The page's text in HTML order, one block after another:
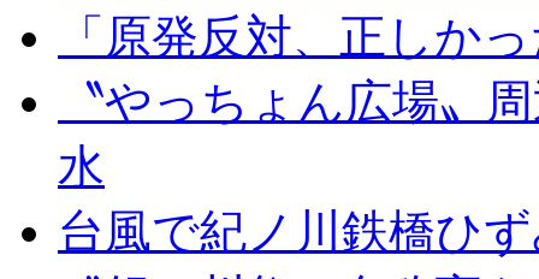
「原発反対、正しか
〝やっちょん広場〟
水
台風で紀ノ川鉄橋ひ